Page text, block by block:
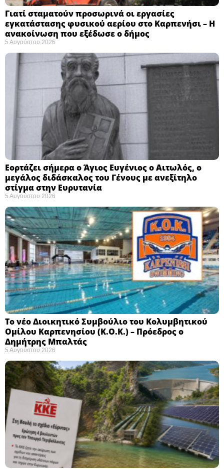
Γιατί σταματούν προσωρινά οι εργασίες
εγκατάστασης φυσικού αερίου στο Καρπενήσι – Η
ανακοίνωση που εξέδωσε ο δήμος
5 Αυγούστου 2026
Εορτάζει σήμερα ο Άγιος Ευγένιος ο Αιτωλός, ο
μεγάλος διδάσκαλος του Γένους με ανεξίτηλο
στίγμα στην Ευρυτανία
5 Αυγούστου 2026
Το νέο Διοικητικό Συμβούλιο του Κολυμβητικού
Ομίλου Καρπενησίου (Κ.Ο.Κ.) – Πρόεδρος ο
Δημήτρης Μπαλτάς
5 Αυγούστου 2026